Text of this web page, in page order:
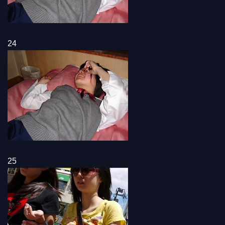
24
25